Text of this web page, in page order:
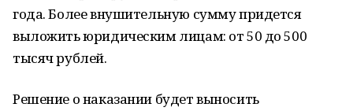
года. Более внушительную сумму придется
выложить юридическим лицам: от 50 до 500
тысяч рублей.
Решение о наказании будет выносить